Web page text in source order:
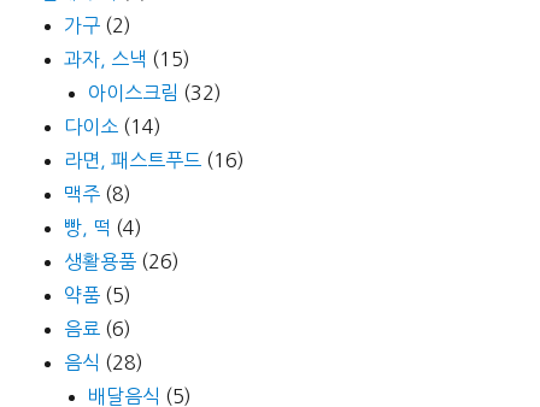
가구 (2)
과자, 스낵 (15)
아이스크림 (32)
다이소 (14)
라면, 패스트푸드 (16)
맥주 (8)
빵, 떡 (4)
생활용품 (26)
약품 (5)
음료 (6)
음식 (28)
배달음식 (5)